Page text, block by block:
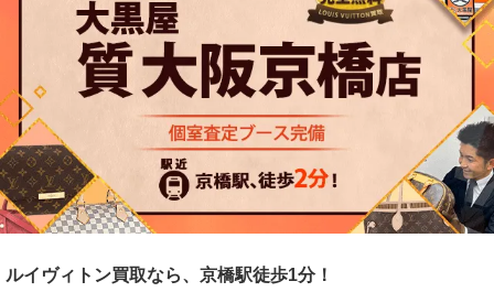
ルイヴィトン買取なら、京橋駅徒歩1分！